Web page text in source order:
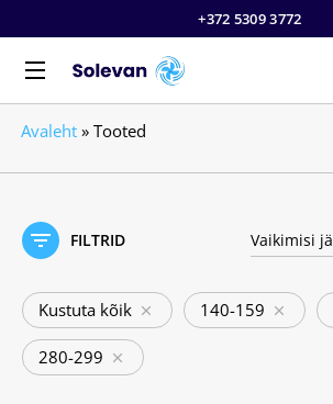
+372 5309 3772
Avaleht » Tooted
FILTRID
Kustuta kõik 140-159
280-299